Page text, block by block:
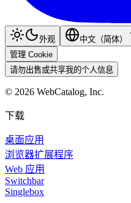
外观
中文（简体）
管理 Cookie
请勿出售或共享我的个人信息
© 2026 WebCatalog, Inc.
下载
桌面应用
浏览器扩展程序
Web 应用
Switchbar
Singlebox